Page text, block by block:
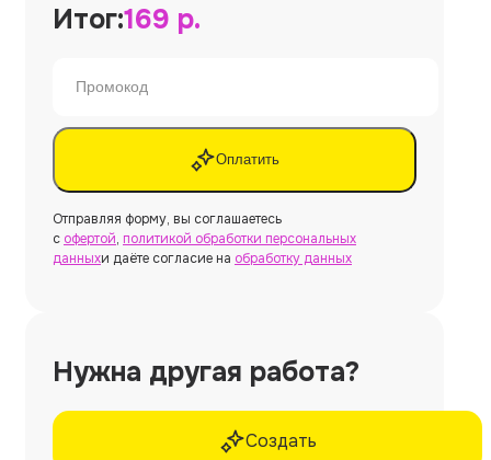
Итог:169 р.
Оплатить
Отправляя форму, вы соглашаетесь
с офертой, политикой обработки персональных
данныхи даёте согласие на обработку данных
Нужна другая работа?
Создать